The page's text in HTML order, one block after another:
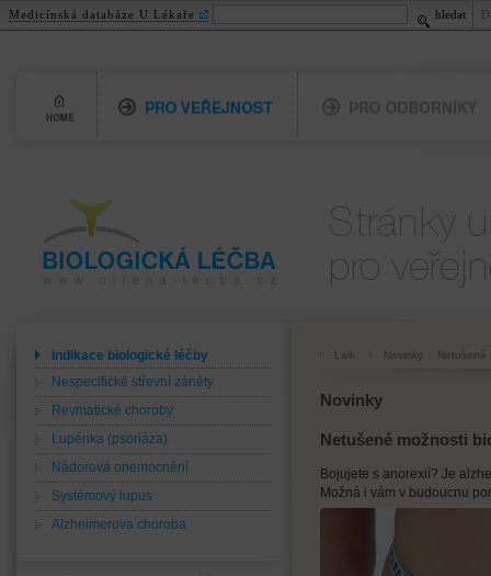
Biologická léčba Pro veřejnost
Indikace biologické léčby
Nespecifické střevní záněty
Revmatické choroby
Lupénka (psoriáza)
Nádorová onemocnění
Systémový lupus
Alzheimerova choroba
Laik Novinky Netušené
Novinky
Netušené možnosti
Bojujete s anorexií? Je
Možná i vám v budoucnu
Medicínská databáze U Lékaře hledat